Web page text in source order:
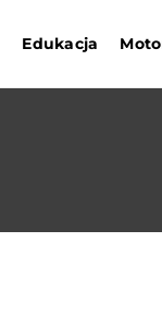
Edukacja